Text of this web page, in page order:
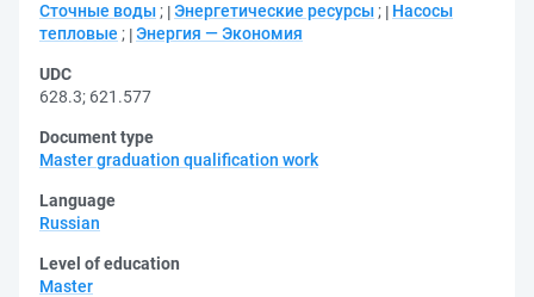
Сточные воды ; Энергетические ресурсы ;
Насосы
тепловые ; Энергия — Экономия
UDC
628.3; 621.577
Document type
Master graduation qualification work
Language
Russian
Level of education
Master